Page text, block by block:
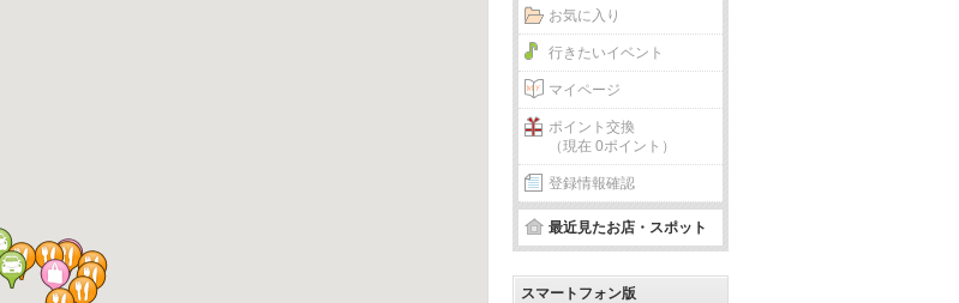
お気に入り
行きたいイベント
マイページ
ポイント交換
（現在 0ポイント）
登録情報確認
最近見たお店・スポット
スマートフォン版